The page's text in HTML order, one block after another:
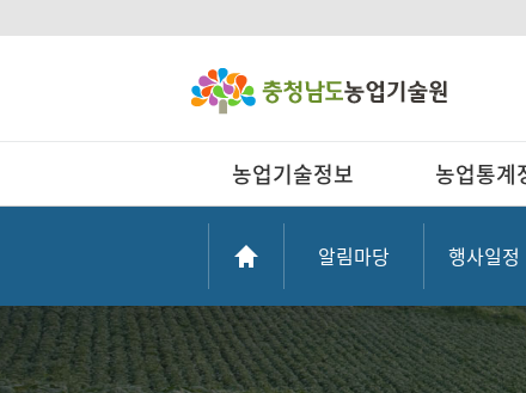
농업기술정보 농업통계
알림마당 행사일정